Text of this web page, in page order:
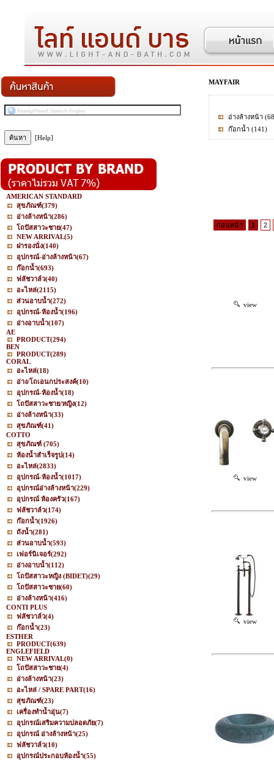
[Help]
AMERICAN STANDARD
สุขภัณฑ์(379)
อ่างล้างหน้า(286)
โถปัสสาวะชาย(47)
NEW ARRIVAL(5)
ฝารองนั่ง(140)
อุปกรณ์-อ่างล้างหน้า(67)
ก๊อกน้ำ(693)
ฟลัชวาล์ว(40)
อะไหล่(2115)
ส่วนอาบน้ำ(272)
อุปกรณ์-ห้องน้ำ(196)
อ่างอาบน้ำ(107)
AE
PRODUCT(294)
BEN
PRODUCT(289)
CORAL
อะไหล่(18)
อ่าง/โถเอนกประสงค์(10)
อุปกรณ์-ห้องน้ำ(18)
โถปัสสาวะชาย/หญิง(12)
อ่างล้างหน้า(33)
สุขภัณฑ์(41)
COTTO
สุขภัณฑ์ (705)
ห้องน้ำสำเร็จรูป(14)
อะไหล่(2833)
อุปกรณ์-ห้องน้ำ(1017)
อุปกรณ์อ่างล้างหน้า(229)
อุปกรณ์ ห้องครัว(167)
ฟลัชวาล์ว(174)
ก๊อกน้ำ(1926)
ถังน้ำ(281)
ส่วนอาบน้ำ(593)
เฟอร์นิเจอร์(292)
อ่างอาบน้ำ(112)
โถปัสสาวะหญิง (BIDET)(29)
โถปัสสาวะชาย(60)
อ่างล้างหน้า(416)
CONTI PLUS
ฟลัชวาล์ว(4)
ก๊อกน้ำ(23)
ESTHER
PRODUCT(639)
ENGLEFIELD
NEW ARRIVAL(0)
โถปัสสาวะชาย(4)
อ่างล้างหน้า(23)
อะไหล่ / SPARE PART(16)
สุขภัณฑ์(23)
เครื่องทำน้ำอุ่น(7)
อุปกรณ์เสริมความปลอดภัย(7)
อุปกรณ์ อ่างล้างหน้า(25)
ฟลัชวาล์ว(10)
อุปกรณ์ประกอบห้องน้ำ(55)
MAYFAIR
อ่างล้างหน้า
ก๊อกน้ำ (141)
ก่อนหน้า 1 2
view
view
view